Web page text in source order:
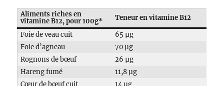
Aliments riches en
vitamine B12, pour 100g*
Teneur en vitamine B12
Foie de veau cuit
65 µg
Foie d’agneau
70 µg
Rognons de bœuf
26 µg
Hareng fumé
11,8 µg